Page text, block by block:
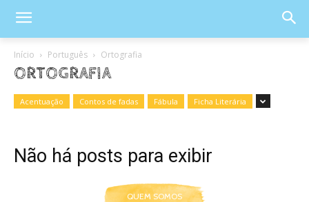
Início Português Ortografia
ORTOGRAFIA
Acentuação Contos de fadas Fábula Ficha Literária
Não há posts para exibir
QUEM SOMOS